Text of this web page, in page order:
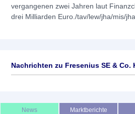
vergangenen zwei Jahren laut
drei Milliarden Euro./tav/lew/jha/mis/
Nachrichten zu Fresenius SE & Co.
News Marktberichte